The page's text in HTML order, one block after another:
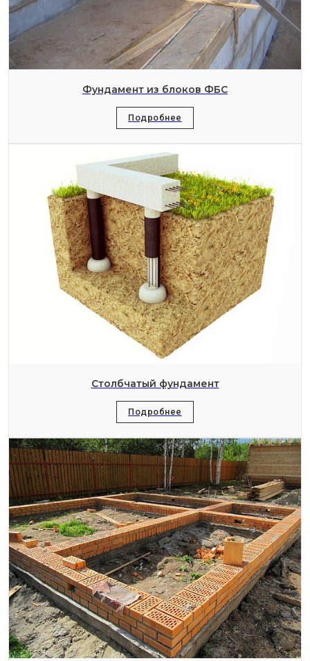
Фундамент из блоков ФБС
Подробнее
Столбчатый фундамент
Подробнее